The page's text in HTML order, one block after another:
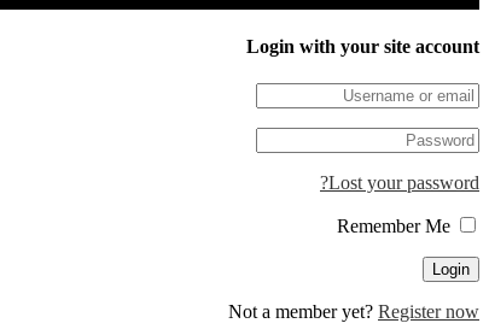
Login with your site account
Lost your password?
Not a member yet? Register now